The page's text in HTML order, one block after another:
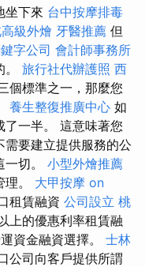
坐下來 台中按摩排毒
級外燴 牙醫推薦 但
字公司 會計師事務所
旅行社代辦護照 西
個標準之一，那麼您
養生整復推廣中心 如
了一半。 這意味著您
需要建立提供服務的公
切。 小型外燴推薦
。 大甲按摩 on
租賃融資 公司設立 桃
上的優惠利率租賃融
資金融資選擇。 士林
公司向客戶提供所謂